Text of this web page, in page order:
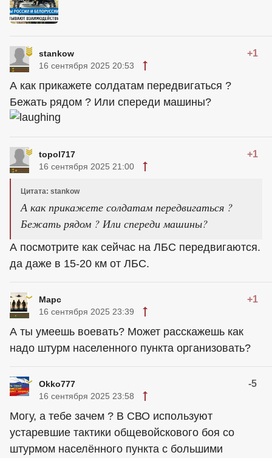
stankow +1
16 сентября 2025 20:53
А как прикажете солдатам передвигаться ?
Бежать рядом ? Или спереди машины?
topol717 +1
16 сентября 2025 21:00
Цитата: stankow
А как прикажете солдатам передвигаться ?
Бежать рядом ? Или спереди машины?
А посмотрите как сейчас на ЛБС передвигаются.
да даже в 15-20 км от ЛБС.
Марс +1
16 сентября 2025 23:39
А ты умеешь воевать? Может расскажешь как
надо штурм населенного пункта организовать?
Okko777 -5
16 сентября 2025 23:58
Могу, а тебе зачем ? В СВО используют
устаревшие тактики общевойскового боя со
штурмом населённого пункта с большими